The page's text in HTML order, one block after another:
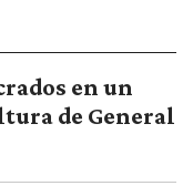
en un
de General